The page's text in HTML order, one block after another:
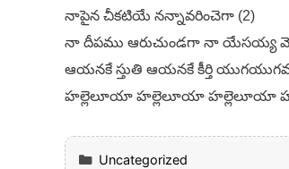
నాపైన చీకటియే నన్నావరించెగా (2)
నా దీపము ఆరుచుండగా నా యేసయ్య
ఆయనకే స్తుతి ఆయనకే కీర్తి
హల్లెలూయా హల్లెలూయా హల్లెలూయా
Categories
Uncategorized